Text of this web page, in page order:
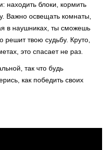
находить блоки, кормить
Важно освещать комнаты,
в наушниках, ты сможешь
решит твою судьбу. Круто,
это спасает не раз.
так что будь
как победить своих